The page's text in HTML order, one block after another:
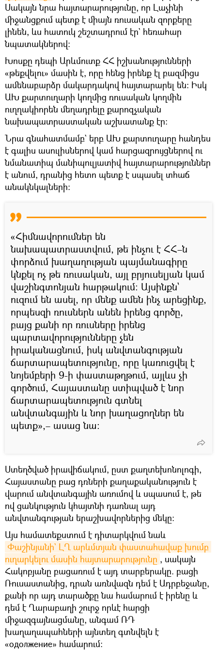
Սակայն նրա հայտարարությունը, որ Լաչինի
միջանցքում պետք է միայն ռուսական զորքերը
լինեն, ևս հատուկ շեշտադրում էր` հեռահար
նպատակներով։
Խոսքը դեպի Արևմուտք ՀՀ իշխանությունների
«թեքվելու» մասին է, որը հենց իրենք էլ բազմիցս
ամենաբարձր մակարդակով հայտարարել են։ Իսկ
ԱԽ քարտուղարի կողմից ռուսական կողմին
ուղղակիորեն մեղադրելը քարոզչական
նախապատրաստական աշխատանք էր։
Նրա գնահատմամբ` երբ ԱԽ քարտուղարը հանդես
է գալիս ասուլիսներով կամ հարցազրույցներով ու
նմանատիպ մանիպուլյատիվ հայտարարություններ
է անում, դրանից հետո պետք է սպասել տհաճ
անակնկալների։
«Հիմնավորումներ են
նախապատրաստվում, թե ինչու է ՀՀ–ն
փորձում խաղաղության պայմանագիրը
կնքել ոչ թե ռուսական, այլ բրյուսելյան կամ
վաշինգտոնյան հարթակում։ Այսինքն`
ուզում են ասել, որ մենք ամեն ինչ արեցինք,
որպեսզի ռուսներն անեն իրենց գործը,
բայց քանի որ ռուսները իրենց
պարտավորությունները չեն
իրականացնում, իսկ անվտանգության
ճարտարապետությունը, որը կառուցվել է
նոյեմբերի 9-ի փաստաթղթում, այլևս չի
գործում, Հայաստանը ստիպված է նոր
ճարտարապետություն գտնել
անվտանգային և նոր խաղացողներ են
պետք»,– ասաց նա։
Ստեղծված իրավիճակում, ըստ քաղտեխոնոլոգի,
Հայաստանը բաց դռների քաղաքականություն է
վարում անվտանգային առումով և սպասում է, թե
ով ցանկություն կհայտնի դառնալ այդ
անվտանգության երաշխավորներից մեկը։
Այս համատեքստում է դիտարկվում նաև
Փաշինյանի` ԼՂ արևմտյան փաստահավաք խումբ
ուղարկելու մասին հայտարարությունը , սակայն
Հակոբյանը բացառում է այդ տարբերակը. բացի
Ռուսաստանից, դրան առնվազն դեմ է Ադրբեջանը,
քանի որ այդ տարածքը նա համարում է իրենը և
դեմ է Ղարաբաղի շուրջ որևէ հարցի
միջազգայնացմանը, անգամ ՌԴ
խաղաղապահների այնտեղ գտնվելն է
«одолжение» համարում։